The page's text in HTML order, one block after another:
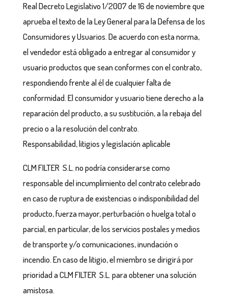
Real Decreto Legislativo 1/2007 de 16 de noviembre que
aprueba el texto de la Ley General para la Defensa de los
Consumidores y Usuarios. De acuerdo con esta norma,
el vendedor está obligado a entregar al consumidor y
usuario productos que sean conformes con el contrato,
respondiendo frente al él de cualquier falta de
conformidad. El consumidor y usuario tiene derecho a la
reparación del producto, a su sustitución, a la rebaja del
precio o a la resolución del contrato.
Responsabilidad, litigios y legislación aplicable
CLM FILTER S.L. no podría considerarse como
responsable del incumplimiento del contrato celebrado
en caso de ruptura de existencias o indisponibilidad del
producto, fuerza mayor, perturbación o huelga total o
parcial, en particular, de los servicios postales y medios
de transporte y/o comunicaciones, inundación o
incendio. En caso de litigio, el miembro se dirigirá por
prioridad a CLM FILTER S.L. para obtener una solución
amistosa.